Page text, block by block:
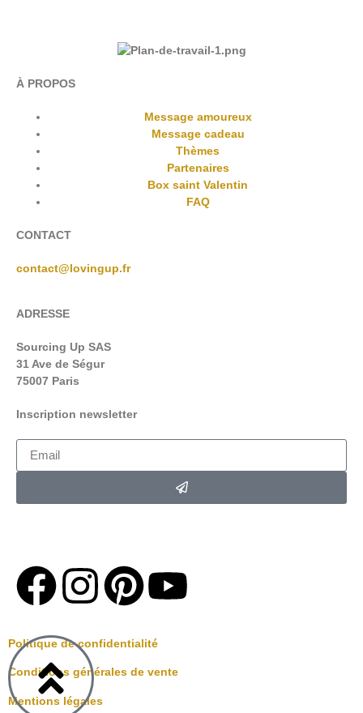
À PROPOS
Message amoureux
Message cadeau
Thèmes
Partenaires
Box saint Valentin
FAQ
CONTACT
contact@lovingup.fr
ADRESSE
Sourcing Up SAS
31 Ave de Ségur
75007 Paris
Inscription newsletter
Politique de confidentialité
Conditions générales de vente
Mentions légales